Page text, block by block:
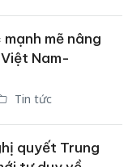
mẽ nâng
Nam-
Tin tức
quyết Trung